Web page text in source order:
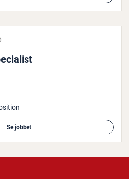
Se jobbet